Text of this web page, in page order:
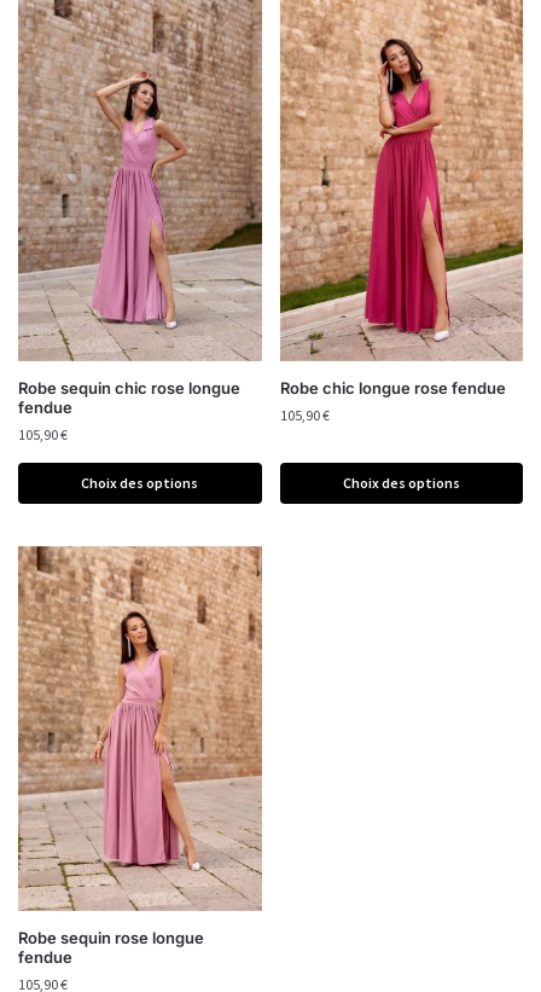
Robe sequin chic rose longue
fendue
105,90€
Choix des options
Robe chic longue rose fendue
105,90€
Choix des options
Robe sequin rose longue
fendue
105,90€